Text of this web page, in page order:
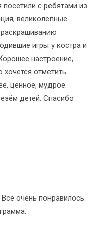
с ребятами из
великолепные
игры у костра и
настроение,
отметить
ценное, мудрое.
детей. Спасибо
очень понравилось.